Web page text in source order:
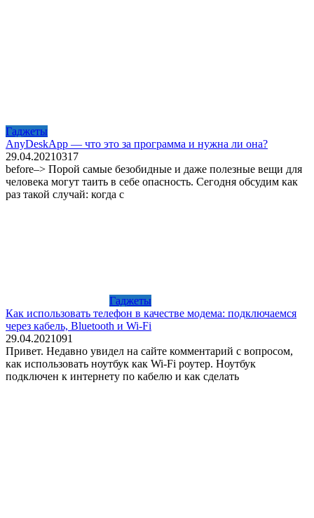
Гаджеты
AnyDeskApp — что это за программа и нужна ли она?
29.04.20210317
before–> Порой самые безобидные и даже полезные вещи для
человека могут таить в себе опасность. Сегодня обсудим как
раз такой случай: когда с
Гаджеты
Как использовать телефон в качестве модема: подключаемся
через кабель, Bluetooth и Wi-Fi
29.04.2021091
Привет. Недавно увидел на сайте комментарий с вопросом,
как использовать ноутбук как Wi-Fi роутер. Ноутбук
подключен к интернету по кабелю и как сделать